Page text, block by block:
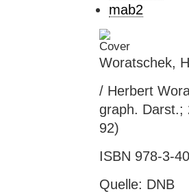
mab2
Woratschek,
/ Herbert
graph. Darst.;
92)
ISBN 978-3-
Quelle: DNB